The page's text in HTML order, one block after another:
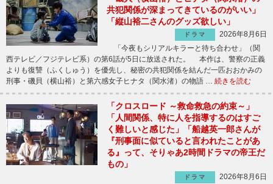
共犯関係が深まってきているのがいい」
「縦山裕二さんのグッズ欲しい」
ドラマ
2026年8月6日
「今夜もシリアルキラーと待ち合わせ」（関
西テレビ／フジテレビ系）の第6話が5日に放送された。 本作は、警察の正義
よりも復讐（ふくしゅう）を優先し、秘密の共犯関係を結んだ一匹おおかみの
刑事・磯貝（横山裕）と第六感女子ヒナタ（関水渚）の物語 … 続きを読む
「クロスロード ～救命救急の約束～」
「人間関係、特に人を指導するのはすご
く難しいと感じた」「船越英一郎さんが
『刑事面に似ていると言われたことがあ
る』って、そりゃあ2時間ドラマの帝王だ
もの」
ドラマ
2026年8月6日